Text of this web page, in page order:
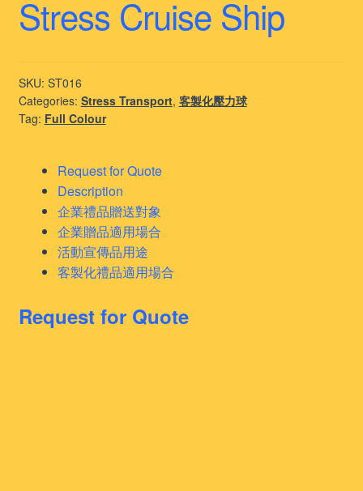
Stress Cruise Ship
SKU: ST016
Categories: Stress Transport, 客製化壓力球
Tag: Full Colour
Request for Quote
Description
企業禮品贈送對象
企業贈品適用場合
活動宣傳品用途
客製化禮品適用場合
Request for Quote